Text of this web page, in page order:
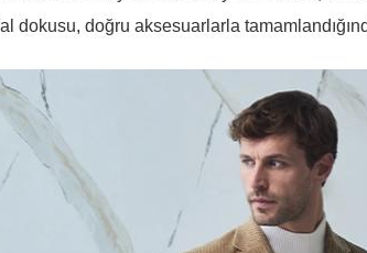
dokusu, doğru aksesuarlarla